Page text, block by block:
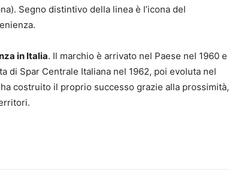
Segno distintivo della linea è l’icona del
in Italia. Il marchio è arrivato nel Paese nel 1960 e
di Spar Centrale Italiana nel 1962, poi evoluta nel
costruito il proprio successo grazie alla prossimità,